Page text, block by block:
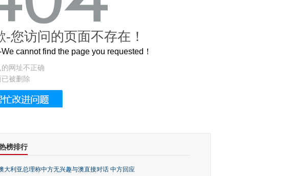
有多美？
-您访问的页面不存在！
cannot find the page you requested！
网址不正确
被删除
榜排行
大利亚总理称中方无兴趣与澳直接对话 中方回应